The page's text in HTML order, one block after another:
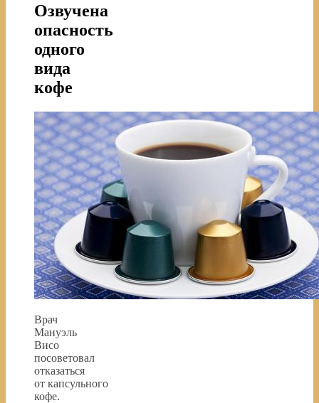
Озвучена
опасность
одного
вида
кофе
Врач
Мануэль
Висо
посоветовал
отказаться
от капсульного
кофе.